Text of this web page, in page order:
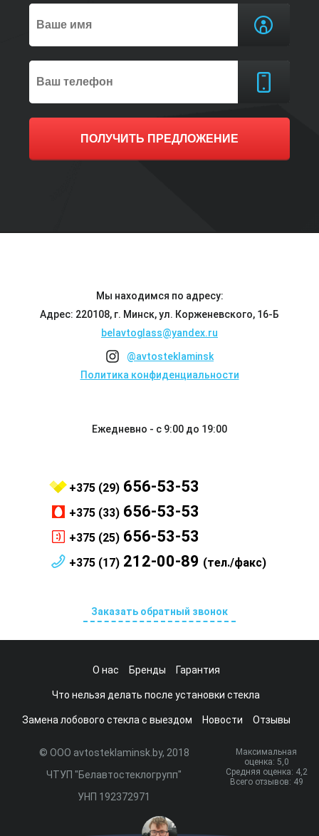
ПОЛУЧИТЬ ПРЕДЛОЖЕНИЕ
Мы находимся по адресу:
Адрес: 220108, г. Минск, ул. Корженевского, 16-Б
belavtoglass@yandex.ru
@avtosteklaminsk
Политика конфиденциальности
Ежедневно - с 9:00 до 19:00
+375 (29) 656-53-53
+375 (33) 656-53-53
+375 (25) 656-53-53
+375 (17) 212-00-89 (тел./факс)
Заказать обратный звонок
О нас Бренды Гарантия
Что нельзя делать после установки стекла
Замена лобового стекла с выездом Новости Отзывы
© ООО avtosteklaminsk.by, 2018
ЧТУП "Белавтостеклогрупп"
УНП 192372971
Максимальная
оценка: 5,0
Средняя оценка: 4,2
Всего отзывов: 49